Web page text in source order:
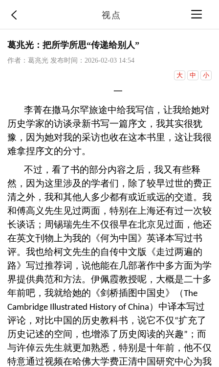
视点
葛兆光：把所学所思“传递给别人”
作者：葛兆光 发布时间：2026-02-03 14:54
大
中 小
一
李菁在撒马尔罕旅途中给我写信，让我给她对
历史学家的访谈录新书写一篇序文，我其实很犹
豫，因为她对我的采访也收在这本书里，这让我很
难拿捏序文的分寸。
不过，看了书的部分内容之后，我又有些释
然，因为这里涉及的学者们，除了较早过世的费正
清之外，我和其他人多少都有或近或远的交道。我
和傅高义先生见过两面，特别在上海还有过一次较
长谈话；周锡瑞先生不仅很早在北京见过面，他还
在英文刊物上为我的《何为中国》英译本写过书
评。我也给柯文先生的自传中文版《走过两遍的
路》写过推荐词，说他能在几部著作中多方面为学
界提供典范和方法。伊佩霞教授呢，大概是二十多
年前吧，我就给她的《剑桥插图中国史》（The
Cambridge Illustrated History of China ）中译本写过
评论，对比中国的历史教科书，说它不仅“扩充了
历史记述的空间，也增添了历史阅读的兴趣” ；而
与许倬云先生就更加熟悉，特别是十年前，他不仅
特意通过视频在哈佛大学费正清中国研究中心为我